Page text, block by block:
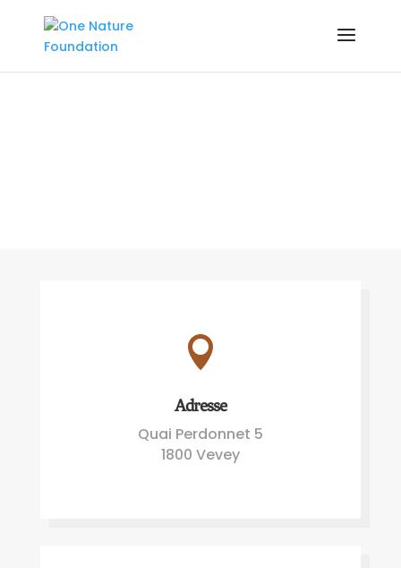

Adresse
Quai Perdonnet 5
1800 Vevey